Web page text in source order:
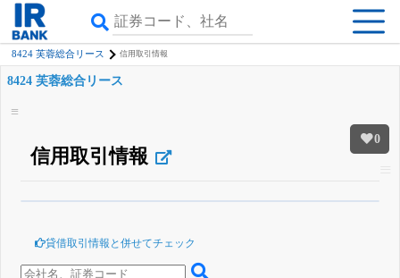
8424 芙蓉総合リース 信用取引情報
0
8424 芙蓉総合リース
信用取引情報
登録すると永久30%OFFと米株版の先行利用も付きます
貸借取引情報と併せてチェック